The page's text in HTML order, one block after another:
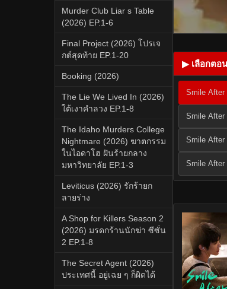
Murder Club Liar s Table
(2026) EP.1-6
Final Project (2026) โปรเจ
กต์สุดท้าย EP.1-20
Booking (2026)
The Lie We Lived In (2026)
ใต้เงาคำลวง EP.1-8
The Idaho Murders College
Nightmare (2026) ฆาตกรรม
ในไอดาโฮ ฝันร้ายกลาง
มหาวิทยาลัย EP.1-3
Leviticus (2026) รักร้ายก
ลายร่าง
A Shop for Killers Season 2
(2026) มรดกร้านนักฆ่า ซีซั่น
2 EP.1-8
The Secret Agent (2026)
ประเทศนี้ อยู่เฉย ๆ ก็ผิดได้
▶ เลือกตอ
Smile
Smile
Smile
Smile